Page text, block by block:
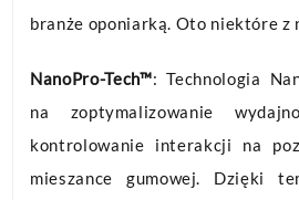
branże oponiarką. Oto niektóre z
NanoPro-Tech™: Technologia
na zoptymalizowanie
kontrolowanie interakcji na
mieszance gumowej. Dzięki